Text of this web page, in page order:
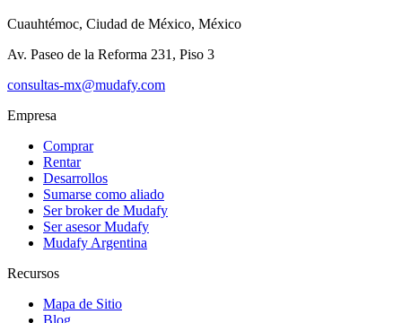
Cuauhtémoc, Ciudad de México, México
Av. Paseo de la Reforma 231, Piso 3
consultas-mx@mudafy.com
Empresa
Comprar
Rentar
Desarrollos
Sumarse como aliado
Ser broker de Mudafy
Ser asesor Mudafy
Mudafy Argentina
Recursos
Mapa de Sitio
Blog